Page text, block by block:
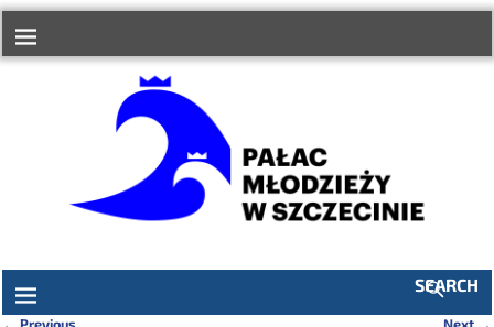
treści
SEARCH